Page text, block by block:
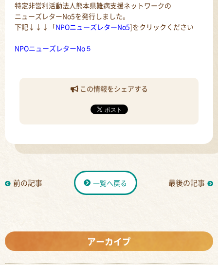
特定非営利活動法人熊本県難病支援ネットワークの
ニューズレターNo5を発行しました。
下記↓↓↓「NPOニューズレターNo5]をクリックください
NPOニューズレターNo５
この情報をシェアする
前の記事 一覧へ戻る 最後の記事
アーカイブ